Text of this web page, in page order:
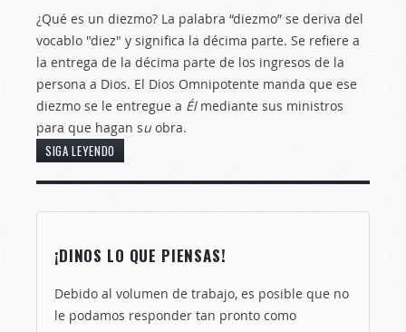
¿Qué es un diezmo? La palabra “diezmo” se deriva del
vocablo "diez" y significa la décima parte. Se refiere a
la entrega de la décima parte de los ingresos de la
persona a Dios. El Dios Omnipotente manda que ese
diezmo se le entregue a Él mediante sus ministros
para que hagan su obra.
SIGA LEYENDO
¡DINOS LO QUE PIENSAS!
Debido al volumen de trabajo, es posible que no
le podamos responder tan pronto como